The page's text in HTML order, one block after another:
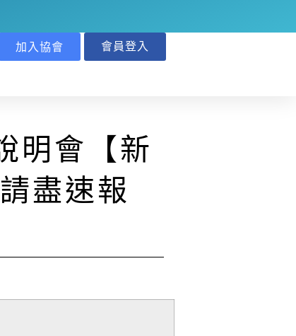
加入協會 會員登入
明會【新
盡速報